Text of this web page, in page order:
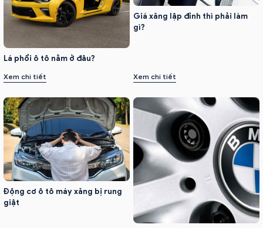
Lá phổi ô tô nằm ở đâu?
Xem chi tiết
Giá xăng lập đỉnh thì phải làm
gì?
Xem chi tiết
Động cơ ô tô máy xăng bị rung
giật